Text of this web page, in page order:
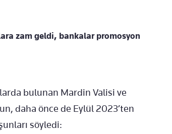
zam geldi, bankalar promosyon
bulunan Mardin Valisi ve
daha önce de Eylül 2023’ten
söyledi: